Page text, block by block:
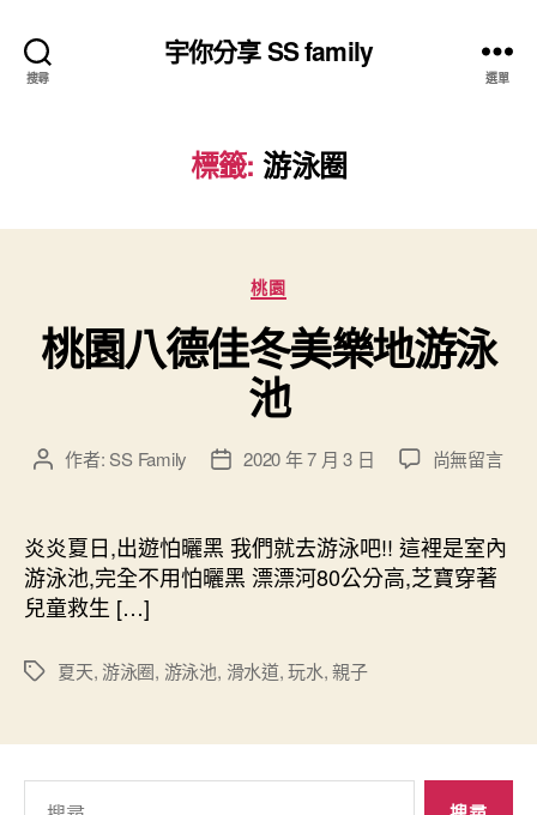
搜尋
宇你分享 SS family
選單
標籤: 游泳圈
分
類
桃園
桃園八德佳冬美樂地游泳
池
文
者
作者:SS Family
文
佈
日
期
2020 年 7 月 3 日
在
八
德
佳
泳
尚無留言
炎炎夏日,出遊怕曬黑 我們就去游泳吧!! 這裡是室內
游泳池,完全不用怕曬黑 漂漂河80公分高,芝寶穿著
兒童救生 […]
標
夏天, 游泳圈, 游泳池, 滑水道,玩水,親子